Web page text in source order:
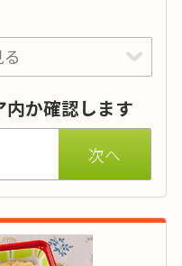
ットは790円 ※税込)。
アレルギーをお持ちの方
り、カリウムやリ
向けのメニューで
に医師にご相談頂
か確認します